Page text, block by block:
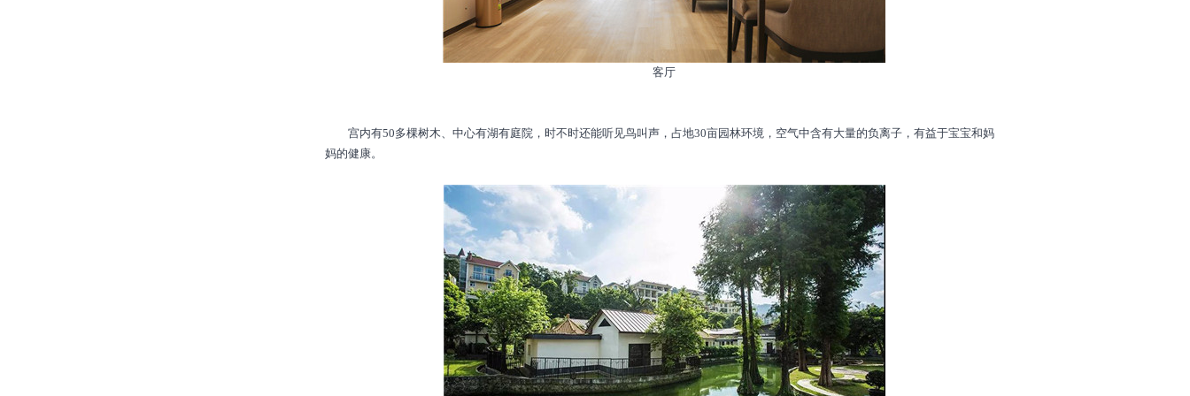
客厅
宫内有50多棵树木、中心有湖有庭院，时不时还能听见鸟叫声，占地30亩园林环境，空气中含有大量的负离子，有益于宝宝和妈
妈的健康。